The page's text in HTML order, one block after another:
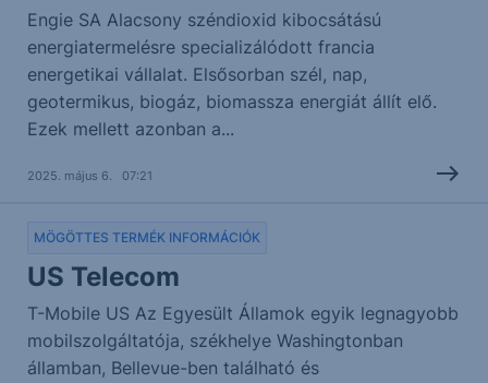
Engie SA Alacsony széndioxid kibocsátású
energiatermelésre specializálódott francia
energetikai vállalat. Elsősorban szél, nap,
geotermikus, biogáz, biomassza energiát állít elő.
Ezek mellett azonban a...
2025. május 6. 07:21
MÖGÖTTES TERMÉK INFORMÁCIÓK
US Telecom
T-Mobile US Az Egyesült Államok egyik legnagyobb
mobilszolgáltatója, székhelye Washingtonban
államban, Bellevue-ben található és